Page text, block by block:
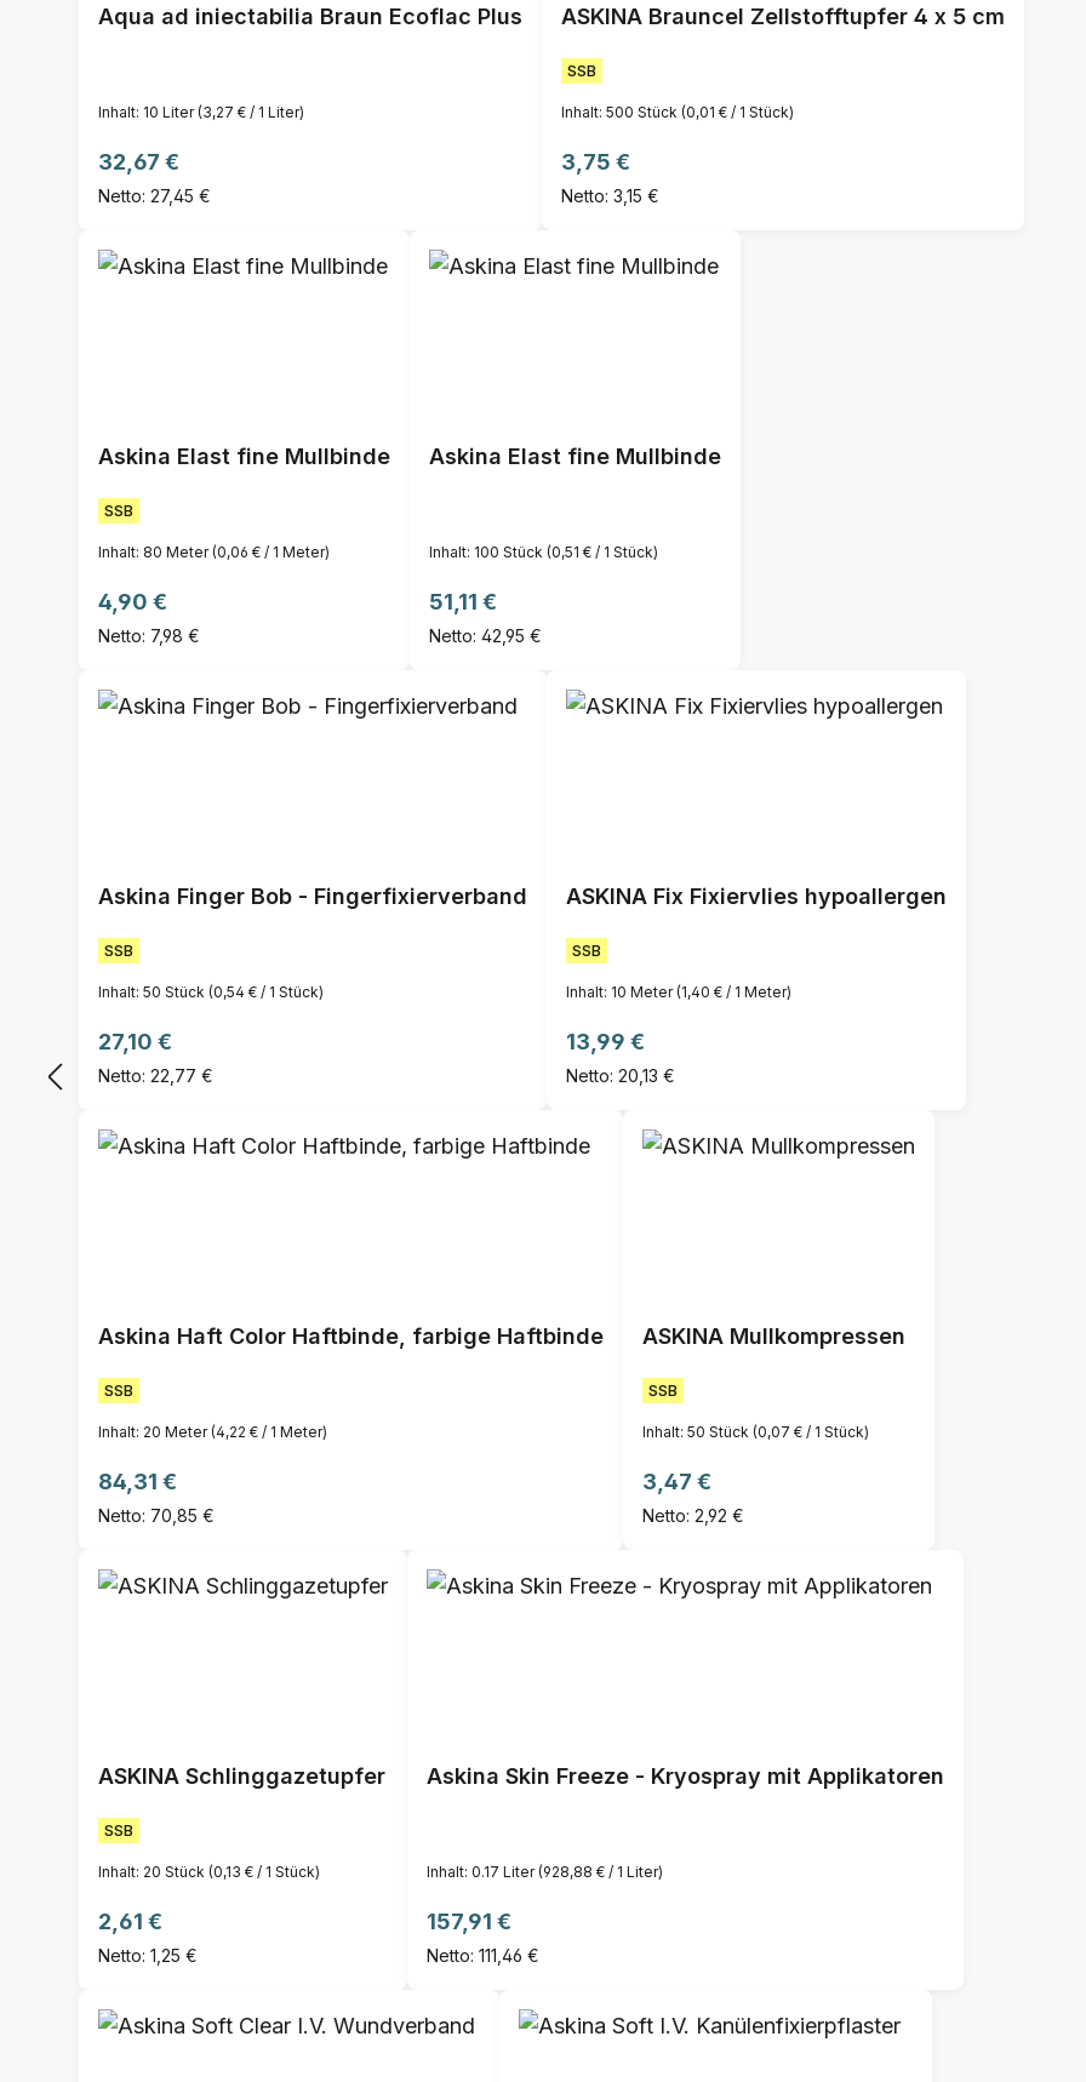
Aqua ad iniectabilia Braun Ecoflac Plus
Inhalt: 10 Liter(3,27 € / 1 Liter)
Regulärer Preis:
32,67 €
Netto: 27,45 €
ASKINA Brauncel Zellstofftupfer 4 x 5 cm
SSB
Inhalt: 500 Stück (0,01 € / 1 Stück)
Regulärer Preis:
3,75 €
Netto: 3,15 €
Askina Elast fine Mullbinde
SSB
Inhalt: 80 Meter(0,06 € / 1 Meter)
Regulärer Preis:
4,90 €
Netto: 7,98 €
Askina Elast fine Mullbinde
Inhalt: 100 Stück (0,51 € / 1 Stück)
Regulärer Preis:
51,11 €
Netto: 42,95 €
Askina Finger Bob - Fingerfixierverband
SSB
Inhalt: 50 Stück (0,54 € / 1 Stück)
Regulärer Preis:
27,10 €
Netto: 22,77 €
ASKINA Fix Fixiervlies hypoallergen
SSB
Inhalt: 10 Meter(1,40 € / 1 Meter)
Regulärer Preis:
13,99 €
Netto: 20,13 €
Askina Haft Color Haftbinde, farbige Haftbinde
SSB
Inhalt: 20 Meter(4,22 € / 1 Meter)
Regulärer Preis:
84,31 €
Netto: 70,85 €
ASKINA Mullkompressen
SSB
Inhalt: 50 Stück (0,07 € / 1 Stück)
Regulärer Preis:
3,47 €
Netto: 2,92 €
ASKINA Schlinggazetupfer
SSB
Inhalt: 20 Stück (0,13 € / 1 Stück)
Regulärer Preis:
2,61 €
Netto: 1,25 €
Askina Skin Freeze - Kryospray mit Applikatoren
Inhalt: 0.17 Liter(928,88 € / 1 Liter)
Regulärer Preis:
157,91 €
Netto: 111,46 €